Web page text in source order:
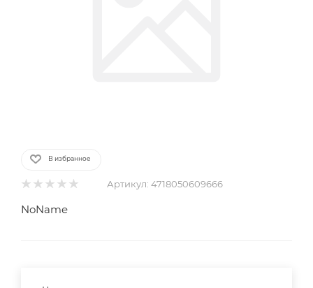
В избранное
Артикул: 4718050609666
NoName